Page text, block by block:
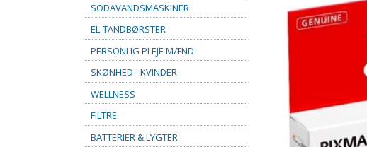
SODAVANDSMASKINER
EL-TANDBØRSTER
PERSONLIG PLEJE MÆND
SKØNHED - KVINDER
WELLNESS
FILTRE
BATTERIER & LYGTER